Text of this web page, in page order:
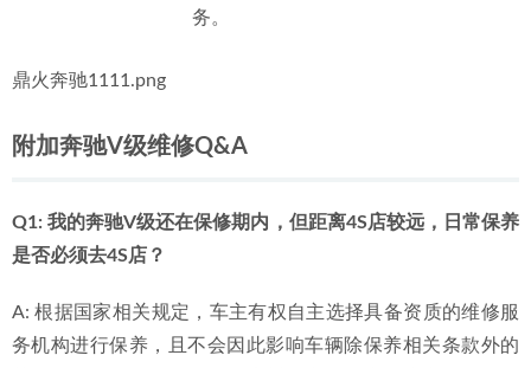
务。
鼎火奔驰1111.png
附加奔驰V级维修Q&A
Q1: 我的奔驰V级还在保修期内，但距离4S店较远，日常保养
是否必须去4S店？
A: 根据国家相关规定，车主有权自主选择具备资质的维修服
务机构进行保养，且不会因此影响车辆除保养相关条款外的